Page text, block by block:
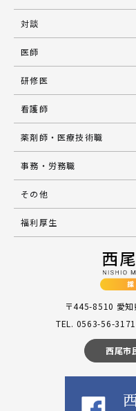
対談
医師
研修医
看護師
薬剤師・医療技術職
事務・労務職
その他
福利厚生
〒445-8510 愛
TEL. 0563-56-
西尾市